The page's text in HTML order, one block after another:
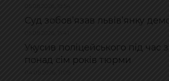
Суд зобов’язав львів’янку
Укусив поліцейського під
понад сім років тюрми